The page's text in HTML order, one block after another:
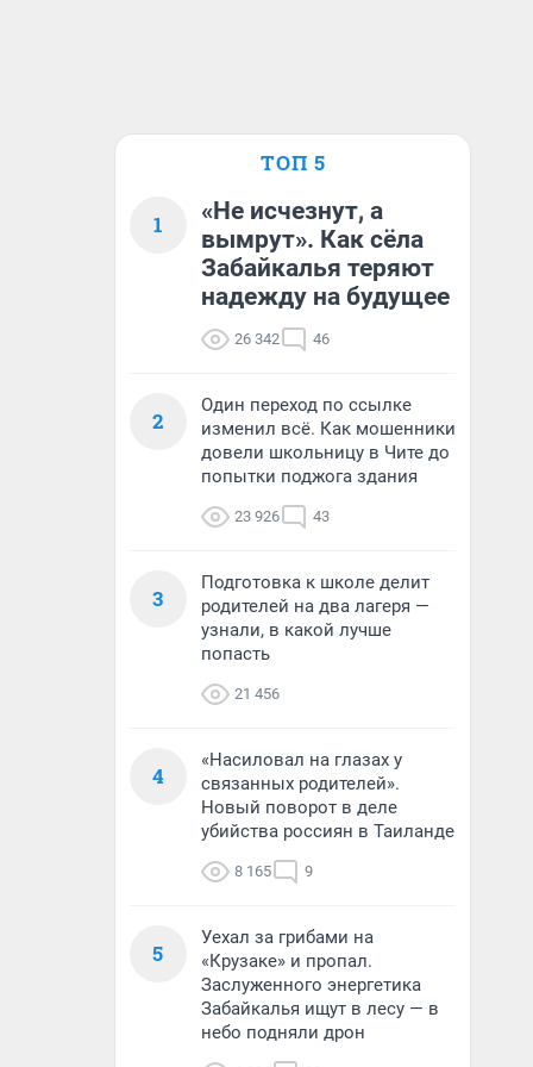
ТОП 5
1
«Не исчезнут, а
вымрут». Как сёла
Забайкалья теряют
надежду на будущее
26 342 46
2
Один переход по ссылке
изменил всё. Как мошенники
довели школьницу в Чите до
попытки поджога здания
23 926 43
3
Подготовка к школе делит
родителей на два лагеря —
узнали, в какой лучше
попасть
21 456
4
«Насиловал на глазах у
связанных родителей».
Новый поворот в деле
убийства россиян в Таиланде
8 165 9
5
Уехал за грибами на
«Крузаке» и пропал.
Заслуженного энергетика
Забайкалья ищут в лесу — в
небо подняли дрон